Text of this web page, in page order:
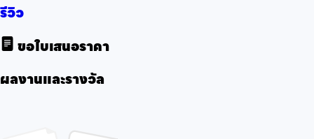
รีวิว
ขอใบเสนอราคา
ผลงานและรางวัล